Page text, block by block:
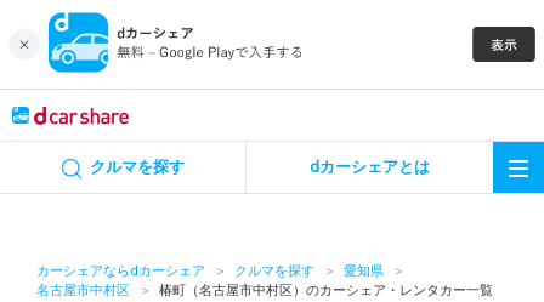
クルマを探す dカーシェアとは
カーシェアならdカーシェア クルマを探す
愛知県
名古屋市中村区
椿町（名古屋市中村区）のカーシェア・レンタカー一覧
カーシェア